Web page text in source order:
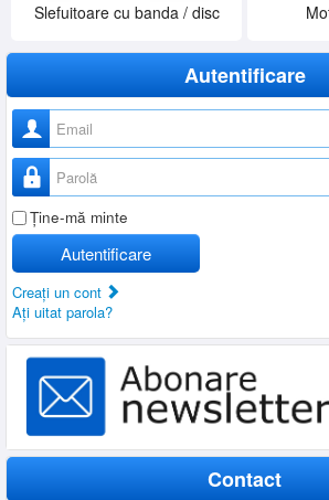
Slefuitoare cu banda / disc
Autentificare
Nume utilizator
Parolă
Ţine-mă minte
Autentificare
Creaţi un cont
Aţi uitat parola?
Contact